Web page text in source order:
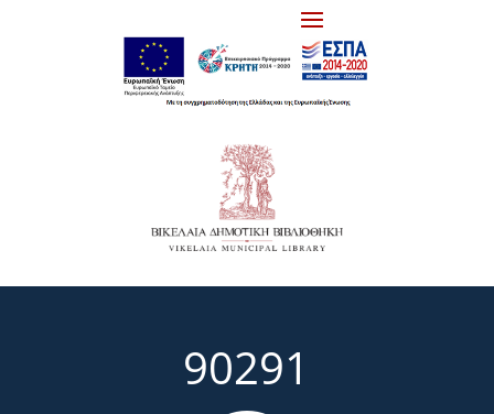
90291